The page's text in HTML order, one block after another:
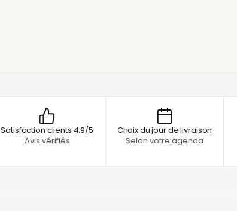
Satisfaction clients 4.9/5
Avis vérifiés
Choix du jour de livraison
Selon votre agenda